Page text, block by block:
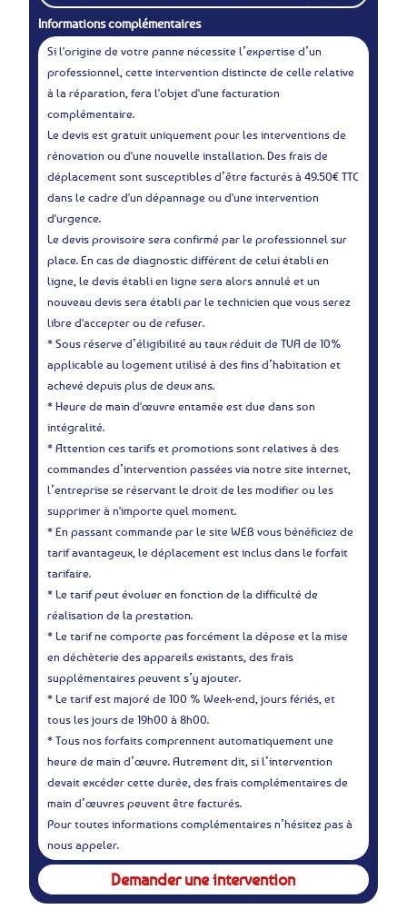
Informations complémentaires
Si l'origine de votre panne nécessite l’expertise d’un
professionnel, cette intervention distincte de celle relative
à la réparation, fera l'objet d'une facturation
complémentaire.
Le devis est gratuit uniquement pour les interventions de
rénovation ou d'une nouvelle installation. Des frais de
déplacement sont susceptibles d’être facturés à 49.50€ TTC
dans le cadre d'un dépannage ou d'une intervention
d'urgence.
Le devis provisoire sera confirmé par le professionnel sur
place. En cas de diagnostic différent de celui établi en
ligne, le devis établi en ligne sera alors annulé et un
nouveau devis sera établi par le technicien que vous serez
libre d'accepter ou de refuser.
* Sous réserve d’éligibilité au taux réduit de TVA de 10%
applicable au logement utilisé à des fins d’habitation et
achevé depuis plus de deux ans.
* Heure de main d'œuvre entamée est due dans son
intégralité.
* Attention ces tarifs et promotions sont relatives à des
commandes d’intervention passées via notre site internet,
l’entreprise se réservant le droit de les modifier ou les
supprimer à n'importe quel moment.
* En passant commande par le site WEB vous bénéficiez de
tarif avantageux, le déplacement est inclus dans le forfait
tarifaire.
* Le tarif peut évoluer en fonction de la difficulté de
réalisation de la prestation.
* Le tarif ne comporte pas forcément la dépose et la mise
en déchèterie des appareils existants, des frais
supplémentaires peuvent s’y ajouter.
* Le tarif est majoré de 100 % Week-end, jours fériés, et
tous les jours de 19h00 à 8h00.
* Tous nos forfaits comprennent automatiquement une
heure de main d’œuvre. Autrement dit, si l’intervention
devait excéder cette durée, des frais complémentaires de
main d’œuvres peuvent être facturés.
Pour toutes informations complémentaires n’hésitez pas à
nous appeler.
Demander une intervention